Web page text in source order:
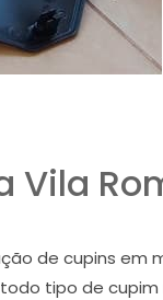
Vila
de cupins em
tipo de